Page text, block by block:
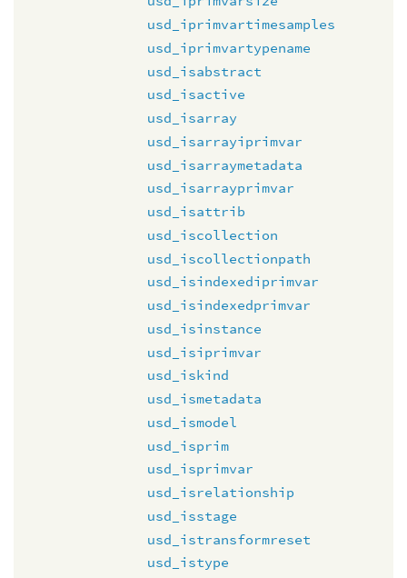
usd_iprimvartimesamples
usd_iprimvartypename
usd_isabstract
usd_isactive
usd_isarray
usd_isarrayiprimvar
usd_isarraymetadata
usd_isarrayprimvar
usd_isattrib
usd_iscollection
usd_iscollectionpath
usd_isindexediprimvar
usd_isindexedprimvar
usd_isinstance
usd_isiprimvar
usd_iskind
usd_ismetadata
usd_ismodel
usd_isprim
usd_isprimvar
usd_isrelationship
usd_isstage
usd_istransformreset
usd_istype